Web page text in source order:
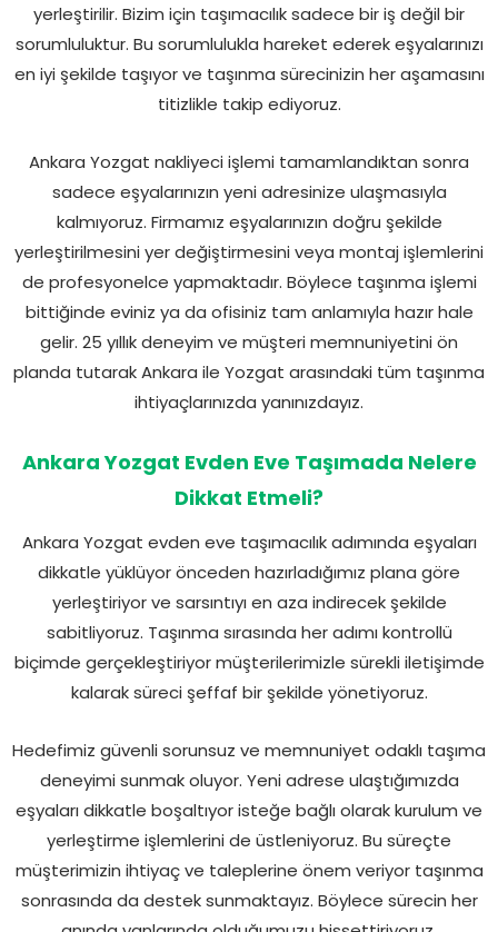
yerleştirilir. Bizim için taşımacılık sadece bir iş değil bir
sorumluluktur. Bu sorumlulukla hareket ederek eşyalarınızı
en iyi şekilde taşıyor ve taşınma sürecinizin her aşamasını
titizlikle takip ediyoruz.
Ankara Yozgat nakliyeci işlemi tamamlandıktan sonra
sadece eşyalarınızın yeni adresinize ulaşmasıyla
kalmıyoruz. Firmamız eşyalarınızın doğru şekilde
yerleştirilmesini yer değiştirmesini veya montaj işlemlerini
de profesyonelce yapmaktadır. Böylece taşınma işlemi
bittiğinde eviniz ya da ofisiniz tam anlamıyla hazır hale
gelir. 25 yıllık deneyim ve müşteri memnuniyetini ön
planda tutarak Ankara ile Yozgat arasındaki tüm taşınma
ihtiyaçlarınızda yanınızdayız.
Ankara Yozgat Evden Eve Taşımada Nelere
Dikkat Etmeli?
Ankara Yozgat evden eve taşımacılık adımında eşyaları
dikkatle yüklüyor önceden hazırladığımız plana göre
yerleştiriyor ve sarsıntıyı en aza indirecek şekilde
sabitliyoruz. Taşınma sırasında her adımı kontrollü
biçimde gerçekleştiriyor müşterilerimizle sürekli iletişimde
kalarak süreci şeffaf bir şekilde yönetiyoruz.
Hedefimiz güvenli sorunsuz ve memnuniyet odaklı taşıma
deneyimi sunmak oluyor. Yeni adrese ulaştığımızda
eşyaları dikkatle boşaltıyor isteğe bağlı olarak kurulum ve
yerleştirme işlemlerini de üstleniyoruz. Bu süreçte
müşterimizin ihtiyaç ve taleplerine önem veriyor taşınma
sonrasında da destek sunmaktayız. Böylece sürecin her